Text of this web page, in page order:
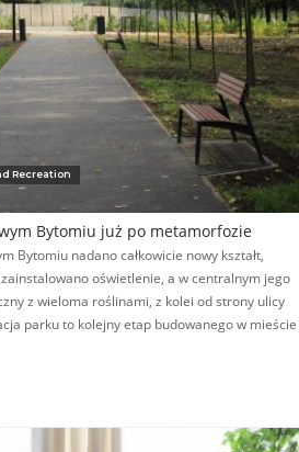
Recreation
Bytomiu już po metamorfozie
Bytomiu nadano całkowicie nowy kształt,
oświetlenie, a w centralnym jego
z wieloma roślinami, z kolei od strony ulicy
parku to kolejny etap budowanego w mieście